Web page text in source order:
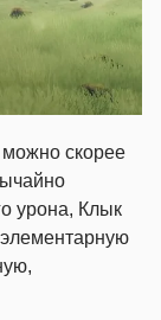
скорее
урона, Клык